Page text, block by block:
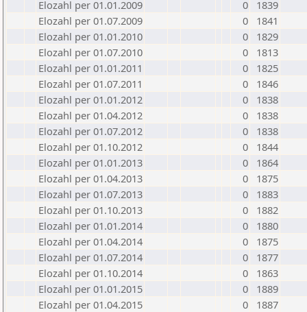
Elozahl per 01.01.2009
0
1839
Elozahl per 01.07.2009
0
1841
Elozahl per 01.01.2010
0
1829
Elozahl per 01.07.2010
0
1813
Elozahl per 01.01.2011
0
1825
Elozahl per 01.07.2011
0
1846
Elozahl per 01.01.2012
0
1838
Elozahl per 01.04.2012
0
1838
Elozahl per 01.07.2012
0
1838
Elozahl per 01.10.2012
0
1844
Elozahl per 01.01.2013
0
1864
Elozahl per 01.04.2013
0
1875
Elozahl per 01.07.2013
0
1883
Elozahl per 01.10.2013
0
1882
Elozahl per 01.01.2014
0
1880
Elozahl per 01.04.2014
0
1875
Elozahl per 01.07.2014
0
1877
Elozahl per 01.10.2014
0
1863
Elozahl per 01.01.2015
0
1889
Elozahl per 01.04.2015
0
1887